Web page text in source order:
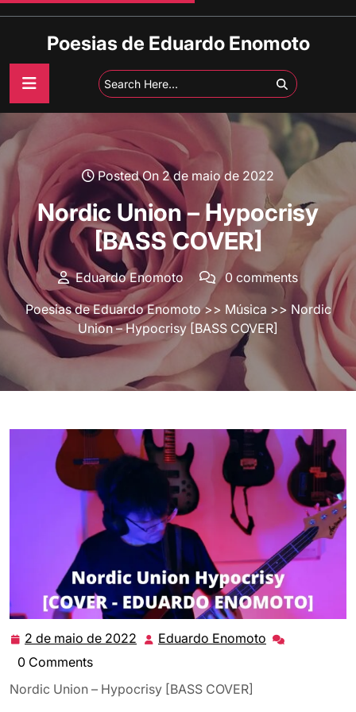
Poesias de Eduardo Enomoto
Posted On 2 de maio de 2022
Nordic Union – Hypocrisy
[BASS COVER]
Eduardo Enomoto
0 comments
Poesias de Eduardo Enomoto>> Música >> Nordic
Union – Hypocrisy [BASS COVER]
2 de maio de 2022 2
de
Eduardo Enomoto Eduardo
0 Comments
Nordic Union – Hypocrisy [BASS COVER]